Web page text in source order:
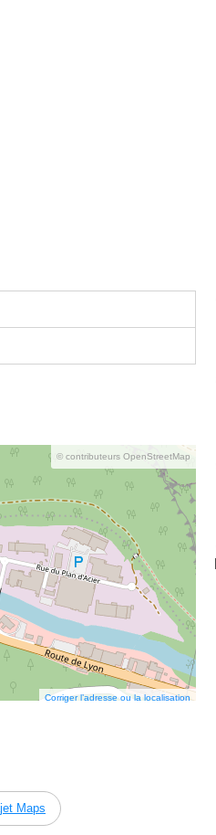
© contributeurs OpenStreetMap
Corriger l’adresse ou la localisation
Maps